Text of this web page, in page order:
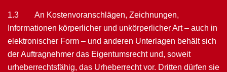
1.3 An Kostenvoranschlägen, Zeichnungen,
Informationen körperlicher und unkörperlicher Art – auch in
elektronischer Form – und anderen Unterlagen behält sich
der Auftragnehmer das Eigentumsrecht und, soweit
urheberrechtsfähig, das Urheberrecht vor. Dritten dürfen sie